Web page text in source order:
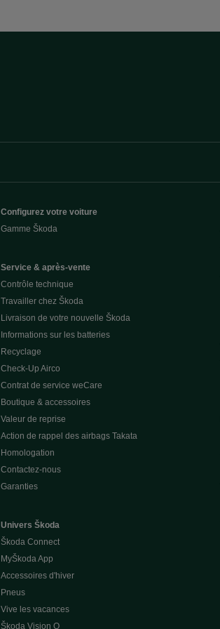
Configurez votre voiture
Gamme Škoda
Service & après-vente
Contrôle technique
Travailler chez Škoda
Livraison de votre nouvelle Škoda
Informations sur les batteries
Recyclage
Check-Up Airco
Contrat de service weCare
Boutique & accessoires
Valeur de reprise
Action de rappel des airbags Takata
Homologation
Contactez-nous
Garanties
Univers Škoda
Škoda Connect
MyŠkoda App
Accessoires d'hiver
Pneus
Vive les vacances
Škoda Vision O